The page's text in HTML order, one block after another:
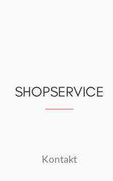
SHOPSERVICE
Kontakt